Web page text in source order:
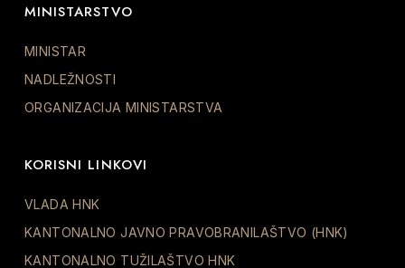
MINISTARSTVO
MINISTAR
NADLEŽNOSTI
ORGANIZACIJA MINISTARSTVA
KORISNI LINKOVI
VLADA HNK
KANTONALNO JAVNO PRAVOBRANILAŠTVO (HNK)
KANTONALNO TUŽILAŠTVO HNK